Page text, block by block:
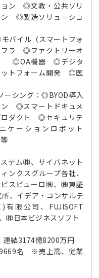
ン ◎文教・公共ソリ
◎製造ソリューショ
バイル（スマートフォ
ラ ◎ファクトリーオ
） ◎OA機器 ◎デジタ
トフォーム開発 ◎医
ーシング：◎BYOD導入
◎スマートドキュメ
ダクト ◎セキュリテ
ーションロボット
テム㈱、サイバネット
ンクスグループ各社、
スビューロ㈱、㈱東証
、イデア・コンサルテ
限公司、FUJISOFT
㈱日本ビジネスソフト
結3174憶8200万円
名 ※売上高、従業